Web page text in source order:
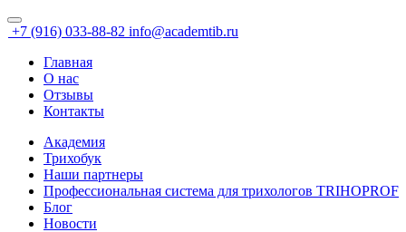
+7 (916) 033-88-82 info@academtib.ru
Главная
О нас
Отзывы
Контакты
Академия
Трихобук
Наши партнеры
Профессиональная система для трихологов TRIHOPROF
Блог
Новости